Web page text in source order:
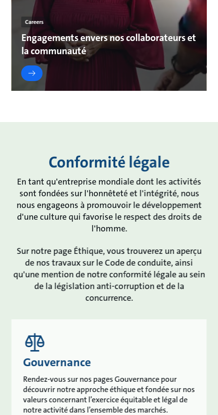
Careers
Engagements envers nos collaborateurs et
la communauté
Conformité légale
En tant qu'entreprise mondiale dont les activités
sont fondées sur l'honnêteté et l'intégrité, nous
nous engageons à promouvoir le développement
d'une culture qui favorise le respect des droits de
l'homme.
Sur notre page Éthique, vous trouverez un aperçu
de nos travaux sur le Code de conduite, ainsi
qu'une mention de notre conformité légale au sein
de la législation anti-corruption et de la
concurrence.
Gouvernance
Rendez-vous sur nos pages Gouvernance pour
découvrir notre approche éthique et fondée sur nos
valeurs concernant l’exercice équitable et légal de
notre activité dans l’ensemble des marchés.